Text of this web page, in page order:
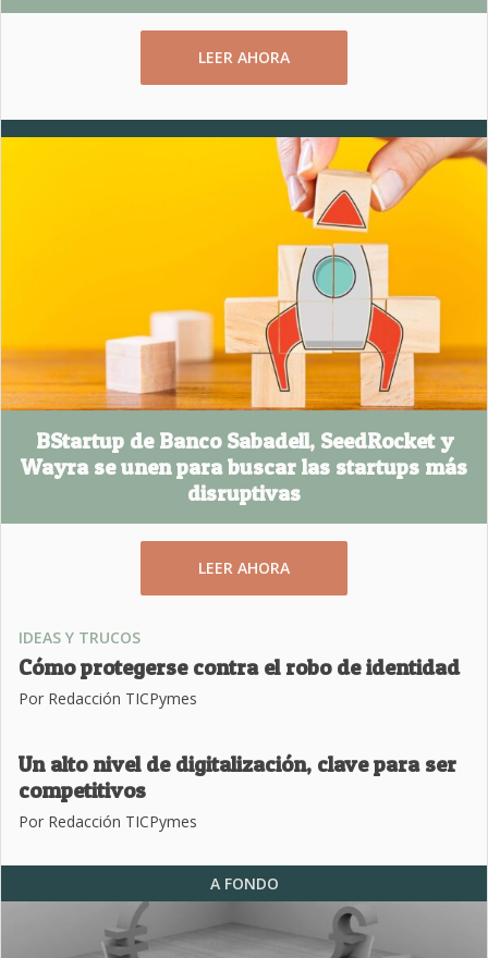
LEER AHORA
BStartup de Banco Sabadell, SeedRocket y
Wayra se unen para buscar las startups más
disruptivas
LEER AHORA
IDEAS Y TRUCOS
Cómo protegerse contra el robo de identidad
Por Redacción TICPymes
Un alto nivel de digitalización, clave para ser
competitivos
Por Redacción TICPymes
A FONDO